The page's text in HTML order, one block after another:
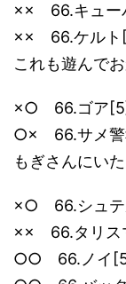
×× 66.キュー
×× 66.ケルト
これも遊んで
×○ 66.ゴア
○× 66.サメ警
もぎさんにい
×○ 66.シュテ
×× 66.タリス
○○ 66.ノイ